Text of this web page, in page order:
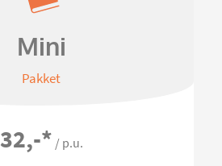
Mini
Pakket
32,-* / p.u.